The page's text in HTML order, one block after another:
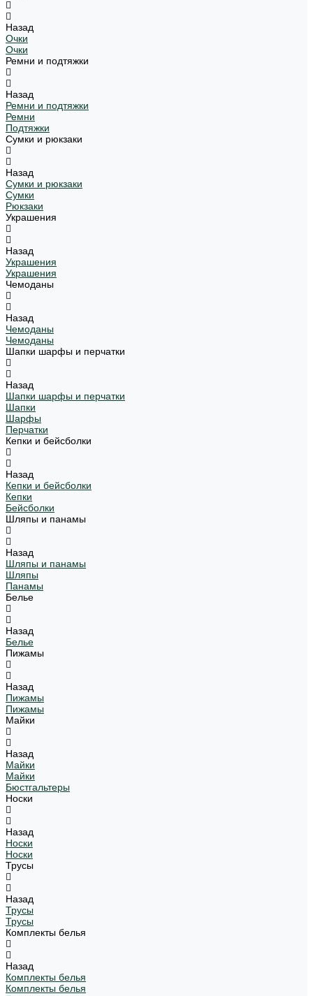
Назад
Очки
Очки
Ремни и подтяжки
Назад
Ремни и подтяжки
Ремни
Подтяжки
Сумки и рюкзаки
Назад
Сумки и рюкзаки
Сумки
Рюкзаки
Украшения
Назад
Украшения
Украшения
Чемоданы
Назад
Чемоданы
Чемоданы
Шапки шарфы и перчатки
Назад
Шапки шарфы и перчатки
Шапки
Шарфы
Перчатки
Кепки и бейсболки
Назад
Кепки и бейсболки
Кепки
Бейсболки
Шляпы и панамы
Назад
Шляпы и панамы
Шляпы
Панамы
Белье
Назад
Белье
Пижамы
Назад
Пижамы
Пижамы
Майки
Назад
Майки
Майки
Бюстгальтеры
Носки
Назад
Носки
Носки
Трусы
Назад
Трусы
Трусы
Комплекты белья
Назад
Комплекты белья
Комплекты белья